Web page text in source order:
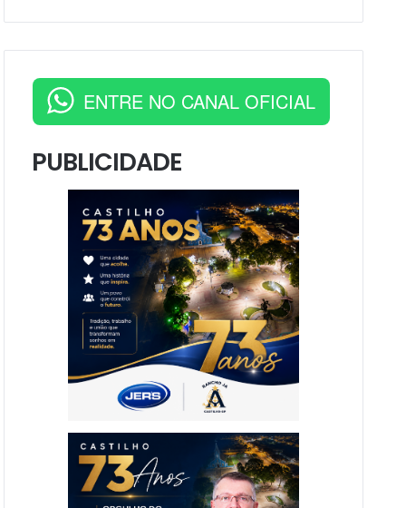
ENTRE NO CANAL OFICIAL
PUBLICIDADE